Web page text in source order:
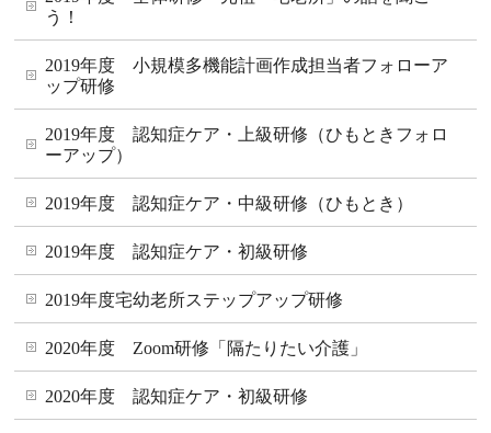
う！
2019年度 小規模多機能計画作成担当者フォローア
ップ研修
2019年度 認知症ケア・上級研修（ひもときフォロ
ーアップ）
2019年度 認知症ケア・中級研修（ひもとき）
2019年度 認知症ケア・初級研修
2019年度宅幼老所ステップアップ研修
2020年度 Zoom研修「隔たりたい介護」
2020年度 認知症ケア・初級研修